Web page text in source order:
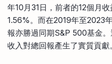
年10月31日，前者的12個月
1.56%。而在2019年至2023
報亦勝過同期S&P 500基金
收入對總回報產生了實質貢獻。